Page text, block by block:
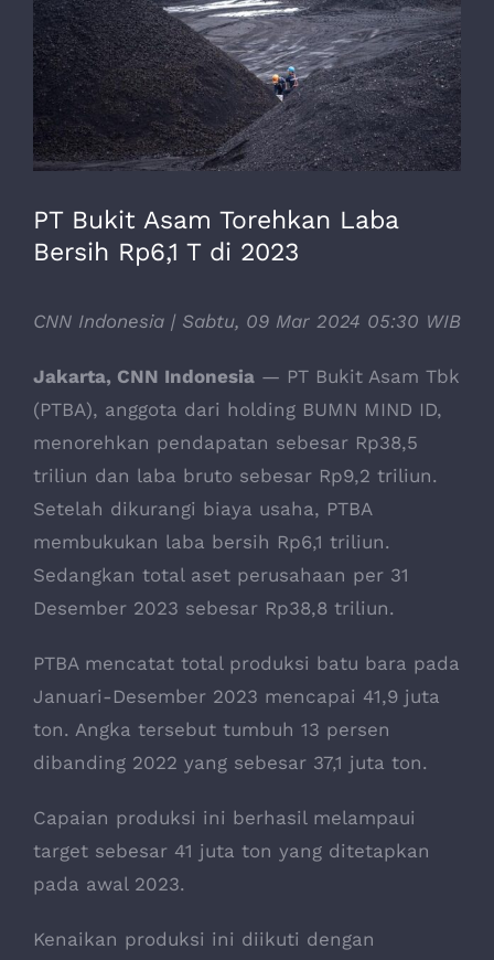
Image
PT Bukit Asam Torehkan Laba
Bersih Rp6,1 T di 2023
CNN Indonesia | Sabtu, 09 Mar 2024 05:30 WIB
Jakarta, CNN Indonesia — PT Bukit Asam Tbk
(PTBA), anggota dari holding BUMN MIND ID,
menorehkan pendapatan sebesar Rp38,5
triliun dan laba bruto sebesar Rp9,2 triliun.
Setelah dikurangi biaya usaha, PTBA
membukukan laba bersih Rp6,1 triliun.
Sedangkan total aset perusahaan per 31
Desember 2023 sebesar Rp38,8 triliun.
PTBA mencatat total produksi batu bara pada
Januari-Desember 2023 mencapai 41,9 juta
ton. Angka tersebut tumbuh 13 persen
dibanding 2022 yang sebesar 37,1 juta ton.
Capaian produksi ini berhasil melampaui
target sebesar 41 juta ton yang ditetapkan
pada awal 2023.
Kenaikan produksi ini diikuti dengan